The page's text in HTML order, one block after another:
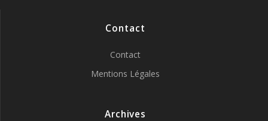
Contact
Contact
Mentions Légales
Archives